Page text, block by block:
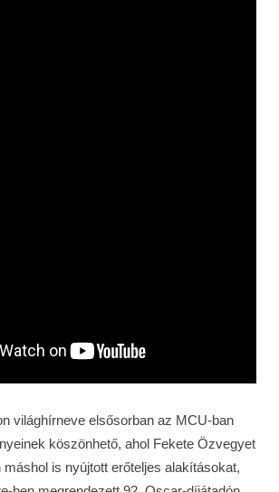
világhírneve elsősorban az MCU-ban
köszönhető, ahol Fekete Özvegyet
máshol is nyújtott erőteljes alakításokat,